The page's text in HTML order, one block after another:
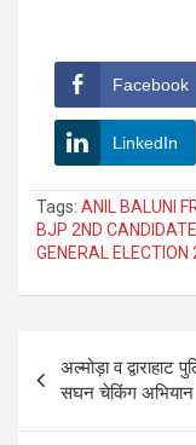
Facebook
LinkedIn
Tags: ANIL BALUNI
BJP 2ND
GENERAL ELECTION
navigation
अल्मोड़ा व
सघन चेकिंग अभियान